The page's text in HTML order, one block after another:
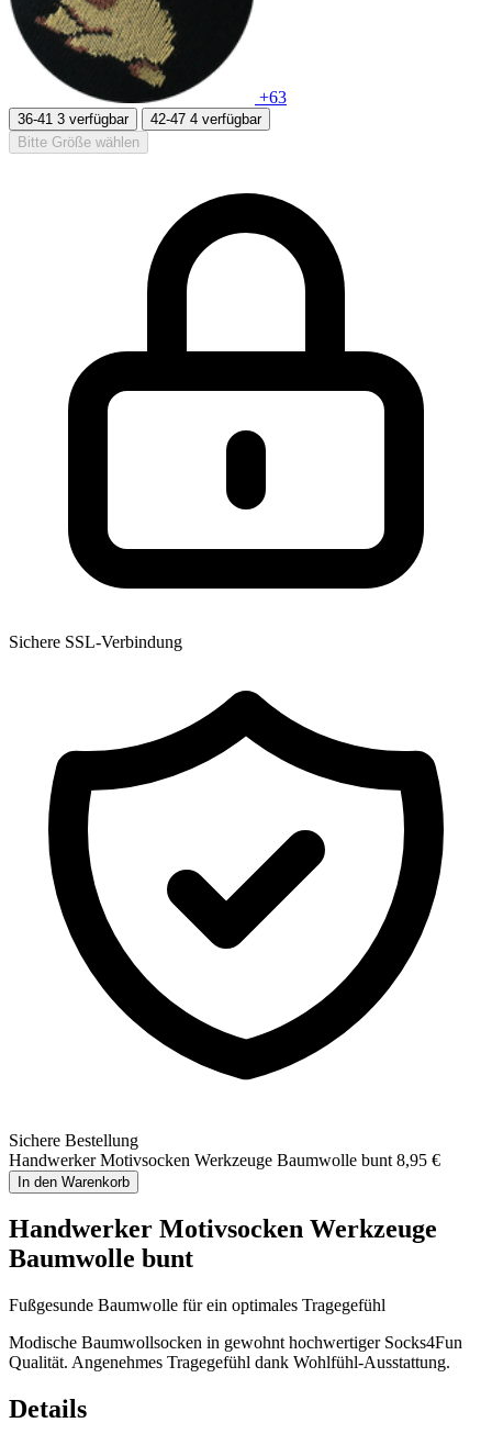
+63
36-41 3 verfügbar 42-47 4 verfügbar
Bitte Größe wählen
Sichere SSL-Verbindung
Sichere Bestellung
Handwerker Motivsocken Werkzeuge Baumwolle bunt 8,95 €
In den Warenkorb
Handwerker Motivsocken Werkzeuge
Baumwolle bunt
Fußgesunde Baumwolle für ein optimales Tragegefühl
Modische Baumwollsocken in gewohnt hochwertiger Socks4Fun
Qualität. Angenehmes Tragegefühl dank Wohlfühl-Ausstattung.
Details